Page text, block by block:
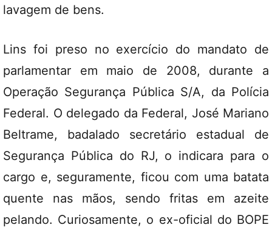
lavagem de bens.
Lins foi preso no exercício do mandato de
parlamentar em maio de 2008, durante a
Operação Segurança Pública S/A, da Polícia
Federal. O delegado da Federal, José Mariano
Beltrame, badalado secretário estadual de
Segurança Pública do RJ, o indicara para o
cargo e, seguramente, ficou com uma batata
quente nas mãos, sendo fritas em azeite
pelando. Curiosamente, o ex-oficial do BOPE